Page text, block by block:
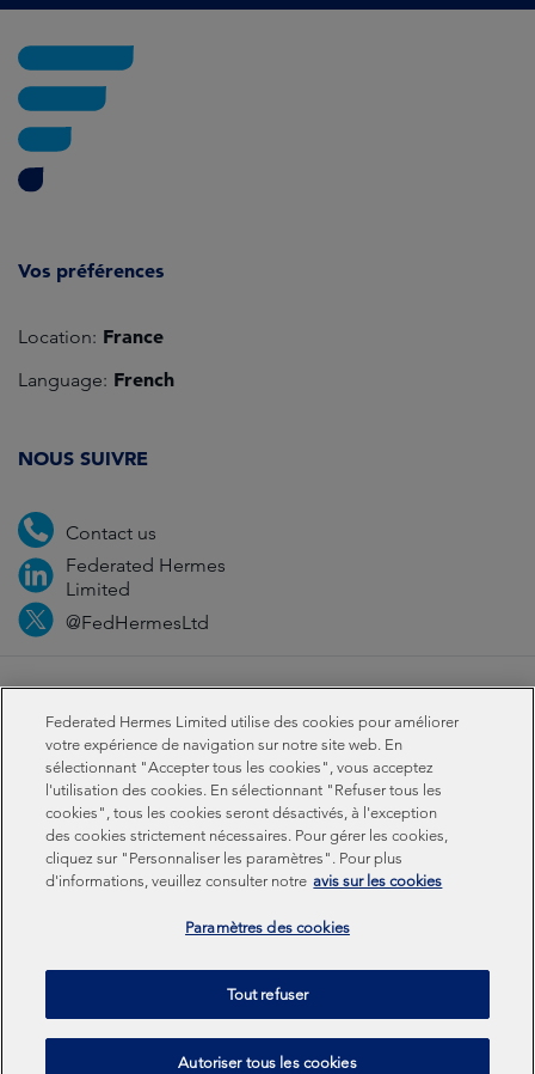
Vos préférences
Location: France
Language: French
NOUS SUIVRE
Contact us
Federated Hermes
Limited
@FedHermesLtd
Cookies Modern slavery statement
Sustainability-related disclosures
Federated Hermes Limited: Registered in England & Wales
No 01661776. Registered office – Sixth Floor, 150
Cheapside, London EC2V 6ET.
Federated Hermes Limited is owned by Federated
Hermes, Inc © Copyright Federated Hermes Limited 2026 |
Federated Hermes Limited utilise des cookies pour améliorer
votre expérience de navigation sur notre site web. En
sélectionnant "Accepter tous les cookies", vous acceptez
l'utilisation des cookies. En sélectionnant "Refuser tous les
cookies", tous les cookies seront désactivés, à l'exception
des cookies strictement nécessaires. Pour gérer les cookies,
cliquez sur "Personnaliser les paramètres". Pour plus
d'informations, veuillez consulter notre avis sur les cookies
Paramètres des cookies
Tout refuser
Autoriser tous les cookies